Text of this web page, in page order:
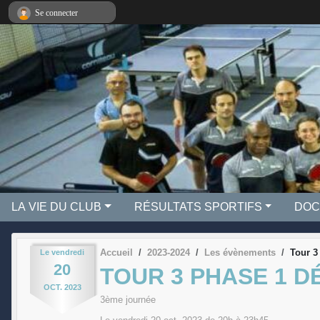
LA VIE DU CLUB RÉSULTATS SPORTIFS
Le vendredi
20
OCT. 2023
Accueil 2023-2024 Les évènements Tour 3
TOUR 3 PHASE 1
3ème journée
Se connecter
Panneau de gestion des cookies